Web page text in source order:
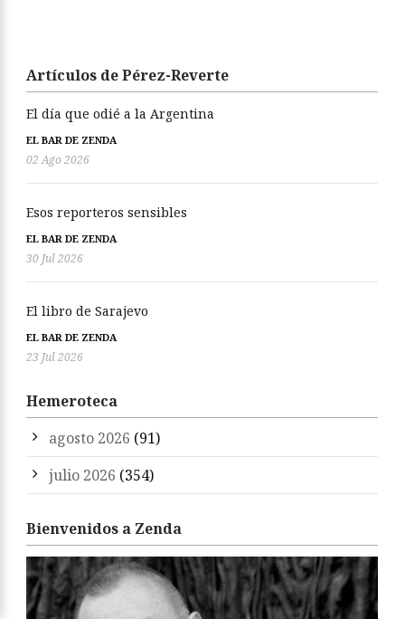
Artículos de Pérez-Reverte
El día que odié a la Argentina
EL BAR DE ZENDA
02 Ago 2026
Esos reporteros sensibles
EL BAR DE ZENDA
30 Jul 2026
El libro de Sarajevo
EL BAR DE ZENDA
23 Jul 2026
Hemeroteca
agosto 2026 (91)
julio 2026 (354)
Bienvenidos a Zenda